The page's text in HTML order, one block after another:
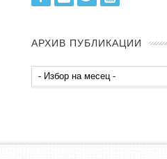
АРХИВ ПУБЛИКАЦИИ
Архив
публикации